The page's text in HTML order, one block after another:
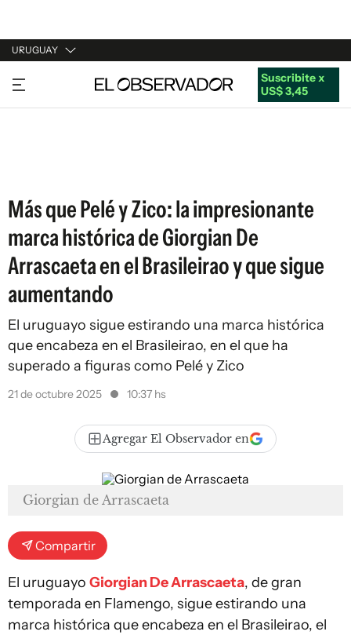
URUGUAY
URUGUAY
ARGENTINA
Suscribite x
US$ 3,45
Más que Pelé y Zico: la impresionante
marca histórica de Giorgian De
Arrascaeta en el Brasileirao y que sigue
aumentando
El uruguayo sigue estirando una marca histórica
que encabeza en el Brasileirao, en el que ha
superado a figuras como Pelé y Zico
21 de octubre 2025 10:37 hs
Agregar El Observador en
Giorgian de Arrascaeta
Compartir
El uruguayo Giorgian De Arrascaeta, de gran
temporada en Flamengo, sigue estirando una
marca histórica que encabeza en el Brasileirao, el